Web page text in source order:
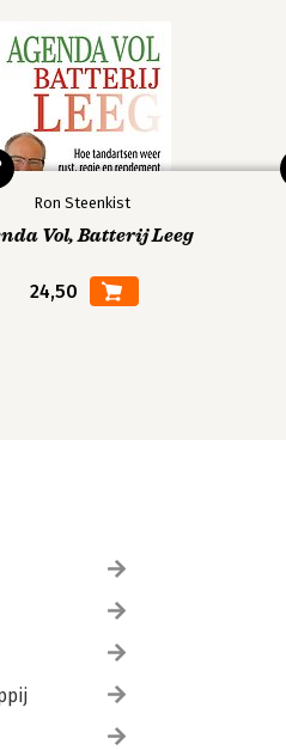
Ron Steenkist
Vol, Batterij Leeg
24,50